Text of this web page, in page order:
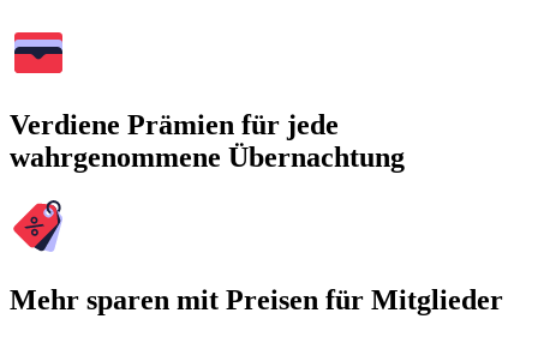
Verdiene Prämien für jede
wahrgenommene Übernachtung
Mehr sparen mit Preisen für Mitglieder